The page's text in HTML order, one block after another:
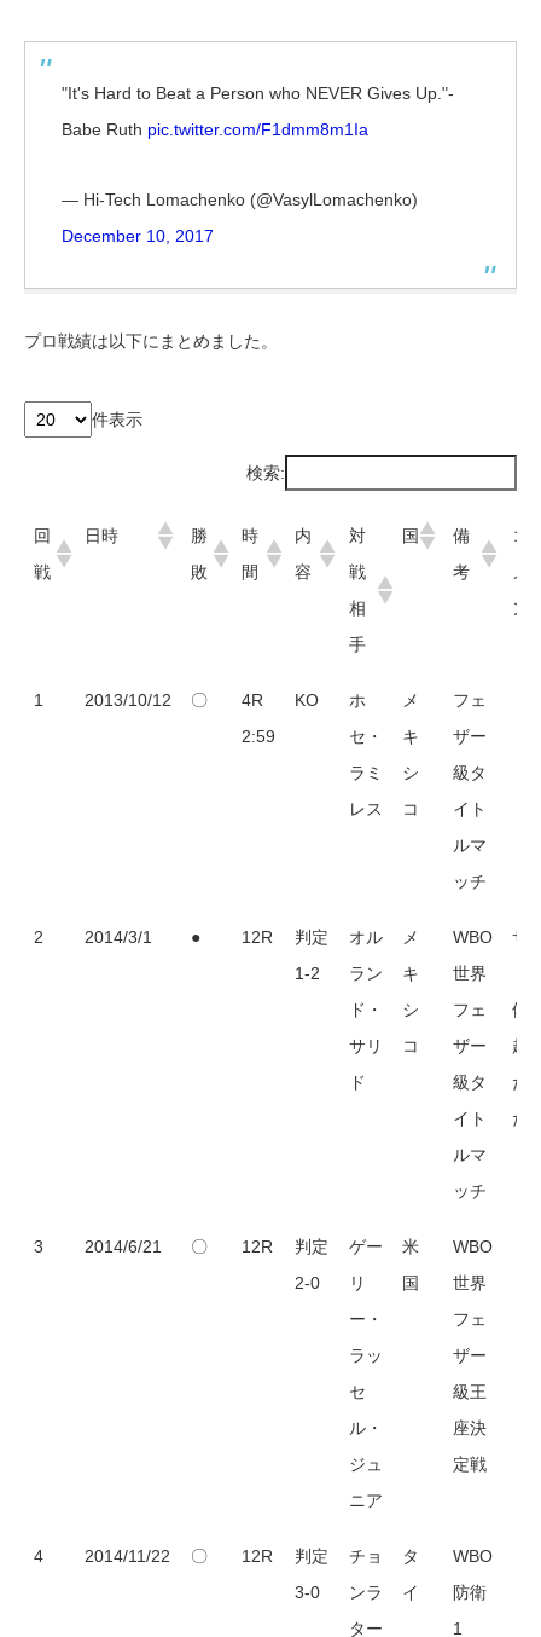
"It's Hard to Beat a Person who NEVER Gives Up."-
Babe Ruth pic.twitter.com/F1dmm8m1Ia
— Hi-Tech Lomachenko (@VasylLomachenko)
December 10, 2017
プロ戦績は以下にまとめました。
件表示
検索:
回
戦
日時
勝
敗
時
間
内
容
対
戦
相
手
国
備
考
コ
ン
回
日時
勝
時
間
内
対
戦
相
手
国
備
考
1 2013/10/12 〇
4R
2:59
KO
ホ
セ・
ラミ
レス
メ
キ
シ
コ
フェ
ザー
級タ
イト
ルマ
ッチ
2 2014/3/1 ● 12R
判定
1-2
オル
ラン
ド・
サリ
ド
メ
キ
シ
コ
WBO
世界
フェ
ザー
級タ
イト
ルマ
ッチ
サ
体
超
だ
た
3 2014/6/21 〇 12R
判定
2-0
ゲー
リ
ー・
ラッ
セ
ル・
ジュ
ニア
米
国
WBO
世界
フェ
ザー
級王
座決
定戦
4 2014/11/22 〇 12R
判定
3-0
チョ
ンラ
ター
タ
イ
WBO
防衛
1